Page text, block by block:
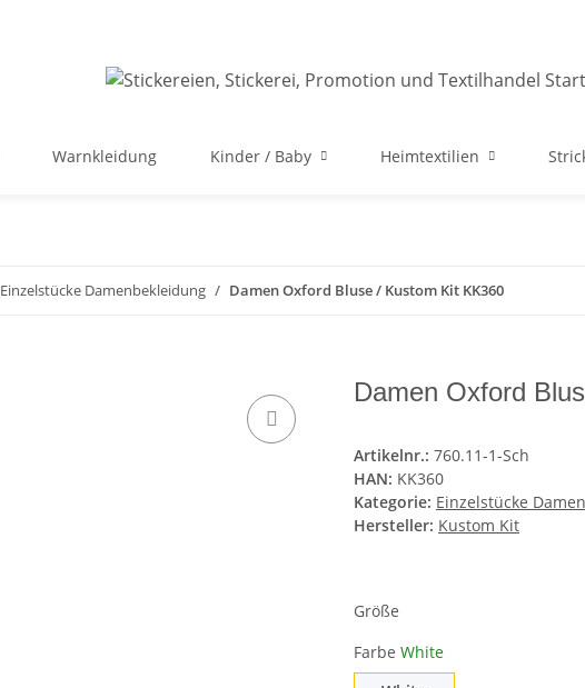
Warnkleidung Kinder / Baby Heimtextilien
Einzelstücke Damenbekleidung Damen Oxford Bluse / Kustom Kit KK360
Damen Oxford
Artikelnr.: 760.11-1-Sch
HAN: KK360
Kategorie: Einzelstücke
Hersteller: Kustom Kit
Größe
Farbe White